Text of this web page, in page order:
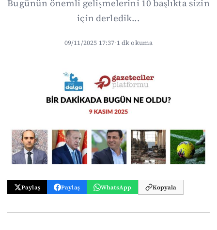
Bugünün önemli gelişmelerini 10 başlıkta sizin
için derledik...
09/11/2025 17:37·1 dk okuma
Paylaş Paylaş WhatsApp Kopyala